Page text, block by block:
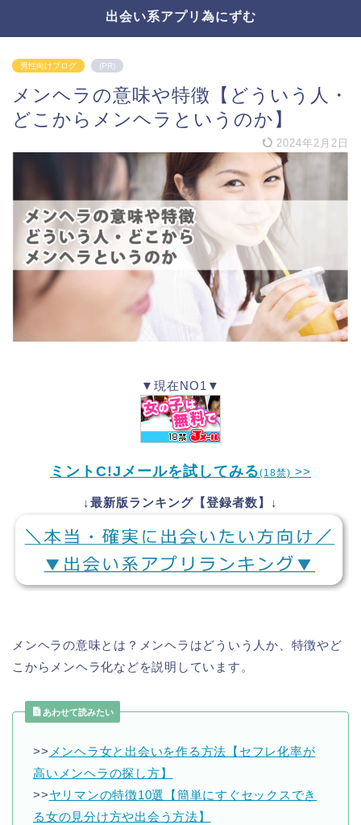
出会い系アプリ為にずむ
男性向けブログ (PR)
メンヘラの意味や特徴【どういう人・
どこからメンヘラというのか】
2024年2月2日
▼現在NO1▼
ミントC!Jメールを試してみる(18禁) >>
↓最新版ランキング【登録者数】↓
メンヘラの意味とは？メンヘラはどういう人か、特徴やど
こからメンヘラ化などを説明しています。
あわせて読みたい
>> メンヘラ女と出会いを作る方法【セフレ化率が
高いメンヘラの探し方】
>>ヤリマンの特徴10選【簡単にすぐセックスでき
る女の見分け方や出会う方法】